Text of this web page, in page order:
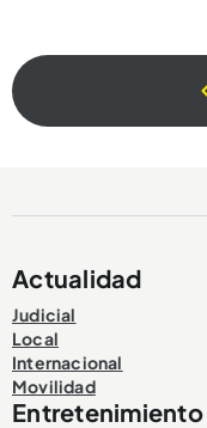
Actualidad
Judicial
Local
Internacional
Movilidad
Entretenimiento